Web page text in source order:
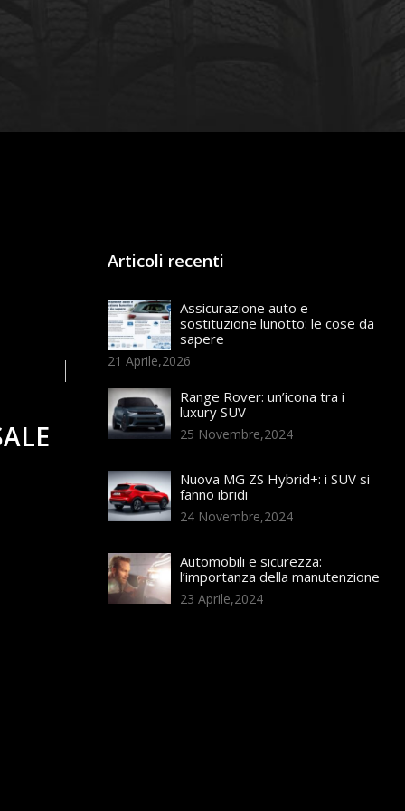
Articoli recenti
Assicurazione auto e
sostituzione lunotto: le cose da
sapere
21 Aprile,2026
Range Rover: un’icona tra i
luxury SUV
25 Novembre,2024
Nuova MG ZS Hybrid+: i SUV si
fanno ibridi
24 Novembre,2024
Automobili e sicurezza:
l’importanza della manutenzione
23 Aprile,2024